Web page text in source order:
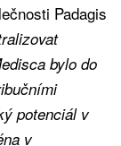
Padagis
bylo do
potenciál v
v